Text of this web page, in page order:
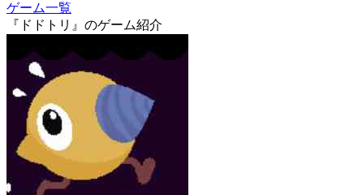
ゲーム一覧
『ドドトリ』のゲーム紹介